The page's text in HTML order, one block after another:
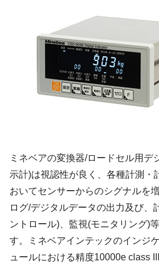
ミネベアの変換器/ロードセル用デ
示計)は視認性が良く、各種計測・
おいてセンサーからのシグナルを
ログ/デジタルデータの出力及び、
ントロール)、監視(モニタリング)
す。ミネベアインテックのインジ
ュールにおける精度10000e class